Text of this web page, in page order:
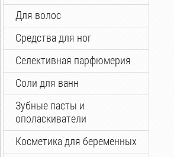
Для волос
Средства для ног
Селективная парфюмерия
Соли для ванн
Зубные пасты и
ополаскиватели
Косметика для беременных